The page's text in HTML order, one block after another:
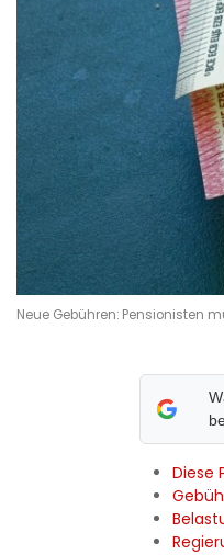
Neue Gebühren: Pensionisten
Diese